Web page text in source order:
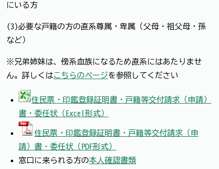
にいる方
(3)必要な戸籍の方の直系尊属・卑属（父母・祖父母・孫
など）
※兄弟姉妹は、傍系血族になるため直系にはあたりませ
ん。詳しくはこちらのページを参照してください
住民票・印鑑登録証明書・戸籍等交付請求（申請）
書・委任状（Excel形式）
住民票・印鑑登録証明書・戸籍等交付請求（申
請）書・委任状（PDF形式）
窓口に来られる方の本人確認書類